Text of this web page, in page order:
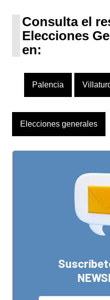
Consulta el
Elecciones
en:
Palencia
Elecciones generales